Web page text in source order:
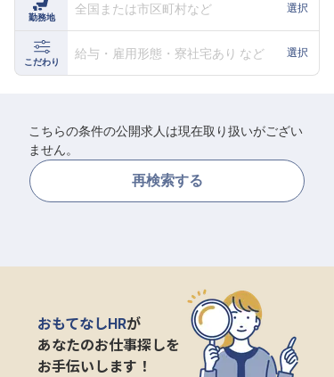
よくある質問
ホテル・宿泊業界情報コラム
無料 転職サポートに申し込む
採用をお考えの企業様へ
勤務地
全国または市区町村など 選択
こだわり
給与・雇用形態・寮社宅あり など 選択
こちらの条件の公開求人は現在取り扱いがござい
ません。
再検索する
おもてなしHRが
あなたのお仕事探しを
お手伝いします！